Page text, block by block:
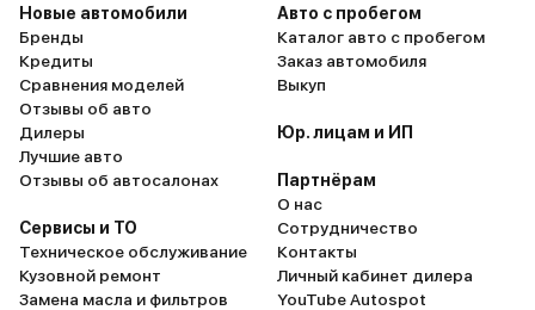
Новые автомобили
Бренды
Кредиты
Сравнения моделей
Отзывы об авто
Дилеры
Лучшие авто
Отзывы об автосалонах
Сервисы и ТО
Техническое обслуживание
Кузовной ремонт
Замена масла и фильтров
Авто с пробегом
Каталог авто с пробегом
Заказ автомобиля
Выкуп
Юр. лицам и ИП
Партнёрам
О нас
Сотрудничество
Контакты
Личный кабинет дилера
YouTube Autospot